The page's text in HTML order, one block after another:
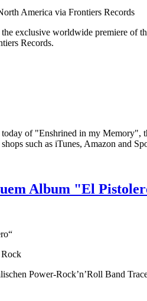
America via Frontiers Records
the exclusive worldwide premiere of
Records.
today of "Enshrined in my
such as iTunes, Amazon and
Album "El
Rock
Power-Rock’n’Roll Band